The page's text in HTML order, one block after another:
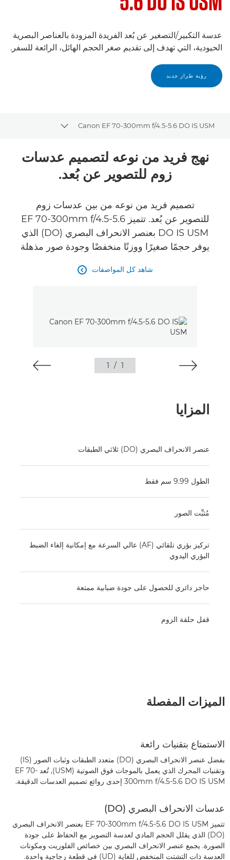
عدسة التكبير/التصغير عن بُعد الفريدة المزودة بالعناصر البصرية
الحيودية، التي تهدف إلى تقديم صغر الحجم الهائل، الرائعة للسفر.
رؤية طراز جديد
Canon EF 70-300mm f/4.5-5.6 DO IS USM
breadcrumbs
نظرة عامة
نهج فريد من نوعه لتصميم عدسات
زوم للتصوير عن بُعد.
تصميم فريد من نوعه من بين عدسات زوم
للتصوير عن بُعد. تتميز EF 70-300mm f/4.5-5.6
DO IS USM بعنصر الانحراف البصري (DO) الذي
يوفر حجمًا صغيرًا ووزنًا منخفضًا وجودة صور مذهلة
شاهد كل المواصفات 
1
/
1
المزايا
عنصر الانحراف البصري (DO) ثلاثي الطبقات
الطول 9.99 سم فقط
مُثبِّت الصور
تركيز بؤري تلقائي (AF) عالي السرعة مع إمكانية إلغاء الضبط
البؤري اليدوي
حاجز دائري للحصول على جودة ضبابية ممتعة
قفل حلقة الزوم
الميزات المفصلة
الاستمتاع بتقنيات رائعة
بفضل عنصر الانحراف البصري (DO) متعدد الطبقات وثبات الصور (IS)
وتقنيات المحرك الذي يعمل بالموجات فوق الصوتية (USM), تُعد EF 70-
300mm f/4.5-5.6 DO IS USM إحدى روائع تصميم العدسات الدقيقة.
عدسات الانحراف البصري (DO)
تتميز EF 70-300mm f/4.5-5.6 DO IS USM بعنصر الانحراف البصري
(DO) الذي يقلل الحجم المادي لعدسة التصوير مع الحفاظ على جودة
الصورة. يجمع عنصر الانحراف البصري بين خصائص الفلوريت ومكونات
العدسة ذات التشتت المنخفض للغاية (UD) في قطعة زجاجية واحدة.